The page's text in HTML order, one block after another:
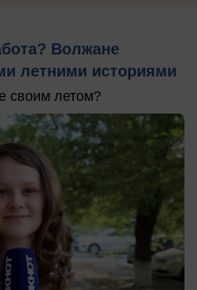
Волжане
летними историями
своим летом?